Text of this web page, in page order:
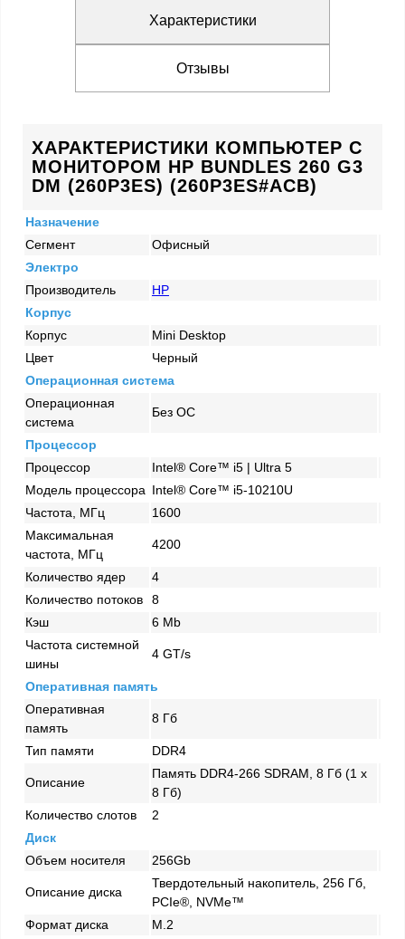
Характеристики
Отзывы
ХАРАКТЕРИСТИКИ КОМПЬЮТЕР С
МОНИТОРОМ HP BUNDLES 260 G3
DM (260P3ES) (260P3ES#ACB)
Назначение
Сегмент
Офисный
Электро
Производитель
HP
Корпус
Корпус
Mini Desktop
Цвет
Черный
Операционная система
Операционная
система
Без ОС
Процессор
Процессор
Intel® Core™ i5 | Ultra 5
Модель процессора Intel® Core™ i5-10210U
Частота, МГц
1600
Максимальная
частота, МГц
4200
Количество ядер
4
Количество потоков
8
Кэш
6 Mb
Частота системной
шины
4 GT/s
Оперативная память
Оперативная
память
8 Гб
Тип памяти DDR4
Описание
Память DDR4-266 SDRAM, 8 Гб (1 x
8 Гб)
Количество слотов
2
Диск
Объем носителя
256Gb
Описание диска
Твердотельный накопитель, 256 Гб,
PCIe®, NVMe™
Формат диска
M.2